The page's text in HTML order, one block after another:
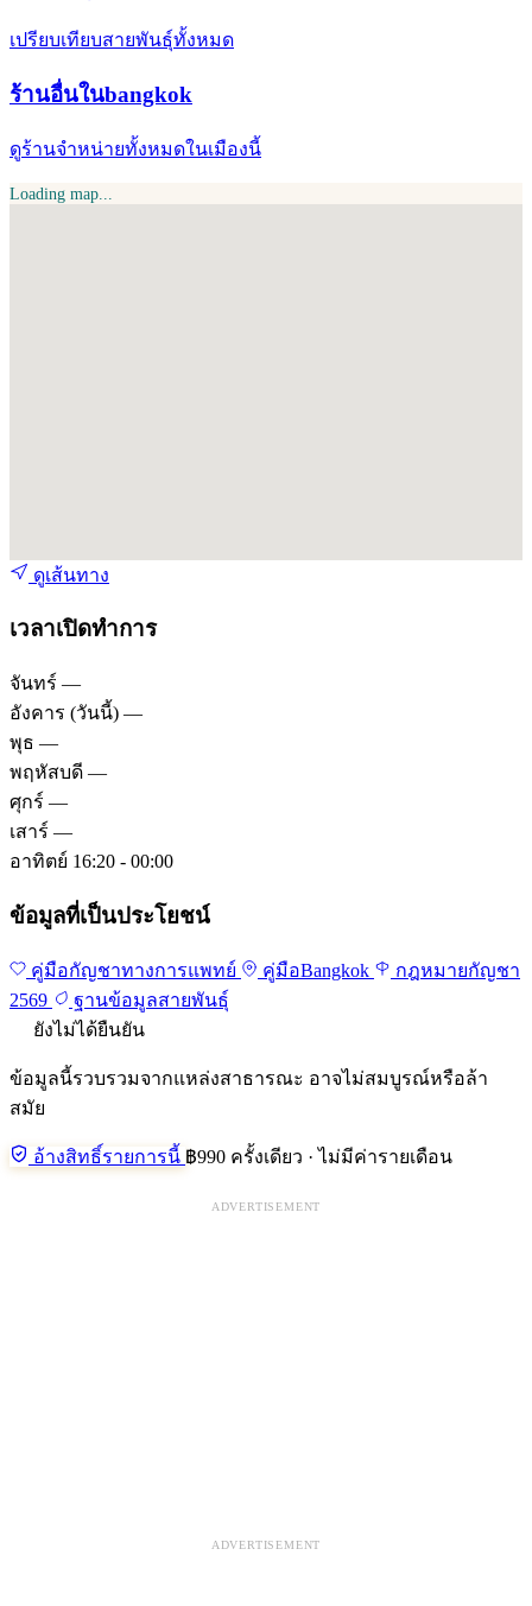
เปรียบเทียบสายพันธุ์ทั้งหมด
ร้านอื่นในbangkok
ดูร้านจำหน่ายทั้งหมดในเมืองนี้
Loading map...
ดูเส้นทาง
เวลาเปิดทำการ
จันทร์ —
อังคาร (วันนี้) —
พุธ —
พฤหัสบดี —
ศุกร์ —
เสาร์ —
อาทิตย์ 16:20 - 00:00
ข้อมูลที่เป็นประโยชน์
คู่มือกัญชาทางการแพทย์ คู่มือBangkok
กฎหมายกัญชา
2569
ฐานข้อมูลสายพันธุ์
ยังไม่ได้ยืนยัน
ข้อมูลนี้รวบรวมจากแหล่งสาธารณะ อาจไม่สมบูรณ์หรือล้า
สมัย
อ้างสิทธิ์รายการนี้ ฿990 ครั้งเดียว · ไม่มีค่ารายเดือน
ADVERTISEMENT
ADVERTISEMENT